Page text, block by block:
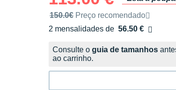
Preço de venda recomendado pela
150.0€ Preço recomendado
2 mensalidades de 56.50 €
sem custos
Consulte o guia de tamanhos
ao carrinho.